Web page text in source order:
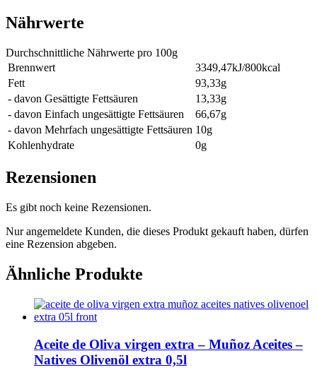
Nährwerte
Durchschnittliche Nährwerte pro 100g
Brennwert
3349,47kJ/800kcal
Fett
93,33g
- davon Gesättigte Fettsäuren
13,33g
- davon Einfach ungesättigte Fettsäuren
66,67g
- davon Mehrfach ungesättigte Fettsäuren 10g
Kohlenhydrate
0g
Rezensionen
Es gibt noch keine Rezensionen.
Nur angemeldete Kunden, die dieses Produkt gekauft haben, dürfen
eine Rezension abgeben.
Ähnliche Produkte
Aceite de Oliva virgen extra – Muñoz Aceites –
Natives Olivenöl extra 0,5l